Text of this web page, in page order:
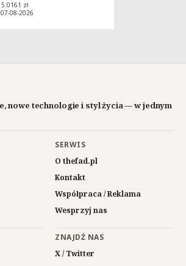
zł
08-2026
nowe technologie i styl życia — w jednym
SERWIS
O thefad.pl
Kontakt
Współpraca / Reklama
Wesprzyj nas
ZNAJDŹ NAS
X / Twitter